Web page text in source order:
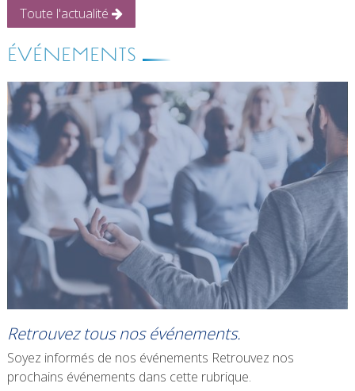
Toute l'actualité
ÉVÉNEMENTS
Retrouvez tous nos événements.
Soyez informés de nos événements Retrouvez nos
prochains événements dans cette rubrique.